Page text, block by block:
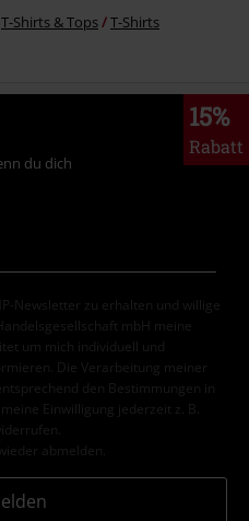
T-Shirts & Tops T-Shirts
15%
Rabatt
du dich
Newsletter zu erhalten und willige
mbH meine
um mich individuell und
Die Verarbeitung meiner
den Bestimmungen in
meine Einwilligung jederzeit z. B.
abmelden.